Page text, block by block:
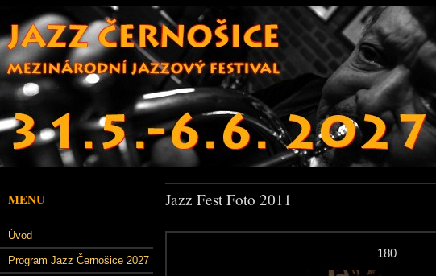
MENU
Úvod
Program Jazz Černošice 2027
Jazz Fest Foto 2011
180